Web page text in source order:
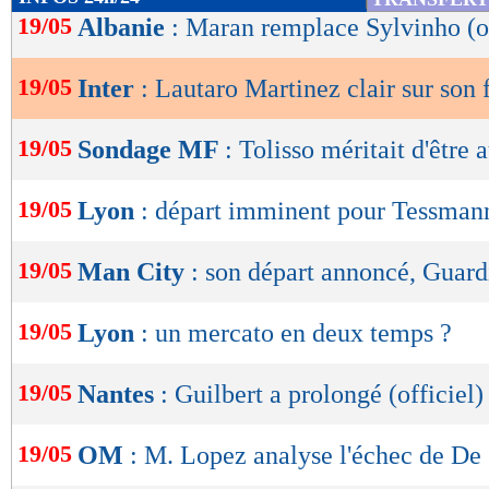
de
OK
19/05 Albanie : Maran remplace Sylvinho
19/05 Inter : Lautaro Martinez clair sur son
19/05 Sondage MF : Tolisso méritait d'être
19/05 Lyon : départ imminent pour
19/05 Man City : son départ annoncé,
19/05 Lyon : un mercato en deux temps ?
19/05 Nantes : Guilbert a prolongé (officiel)
19/05 OM : M. Lopez analyse l'échec de